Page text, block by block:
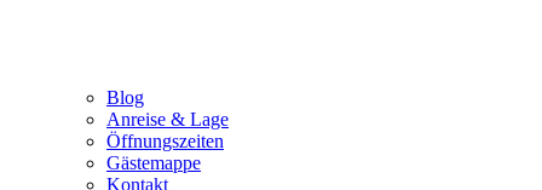
Blog
Anreise & Lage
Öffnungszeiten
Gästemappe
Kontakt